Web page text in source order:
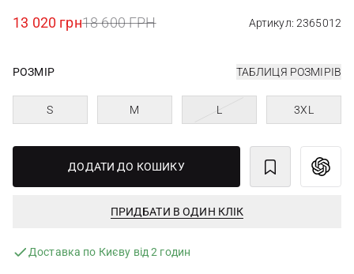
13 020 грн18 600 ГРН Артикул: 2365012
РОЗМІР ТАБЛИЦЯ РОЗМІРІВ
S M L 3XL
ДОДАТИ ДО КОШИКУ
ПРИДБАТИ В ОДИН КЛІК
Доставка по Києву від 2 годин